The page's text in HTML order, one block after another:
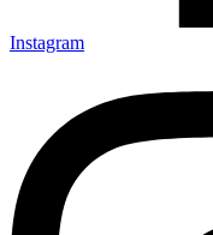
Instagram